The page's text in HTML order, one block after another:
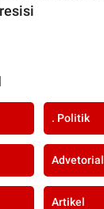
. Politik
Advetorial
Artikel